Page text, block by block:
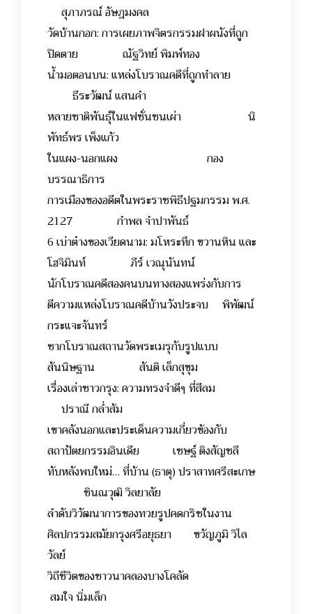
สุภาภรณ์ อัษฎมงคล
วัดบ้านกอก: การเผยภาพจิตรกรรมฝาผนังที่ถูก
ปิดตาย ณัฐวิทย์ พิมพ์ทอง
น้ำมอตอนบน: แหล่งโบราณคดีที่ถูกทำลาย
ธีระวัฒน์ แสนคำ
หลายชาติพันธุ์ในแฟชั่นชนเผ่า นิ
พัทธ์พร เพ็งแก้ว
ในแผง-นอกแผง กอง
บรรณาธิการ
การเมืองของอดีตในพระราชพิธีปฐมกรรม พ.ศ.
2127 กำพล จำปาพันธ์
6 เบ่าต๋างของเวียดนาม: มโหระทึก ขวานหิน และ
โฮจิมินท์ ภีร์ เวณุนันทน์
นักโบราณคดีสองคนบนทางสองแพร่งกับการ
ตีความแหล่งโบราณคดีบ้านวังประจบ พิพัฒน์
กระแจะจันทร์
ซากโบราณสถานวัดพระเมรุกับรูปแบบ
สันนิษฐาน สันติ เล็กสุขุม
เรื่องเล่าชาวกรุง: ความทรงจำดีๆ ที่สีลม
ปราณี กล่ำส้ม
เขาคลังนอกและประเด็นความเกี่ยวข้องกับ
สถาปัตยกรรมอินเดีย เชษฐ์ ติงสัญชลี
ทับหลังพบใหม่… ที่บ้าน (ธาตุ) ปราสาทศรีสะเกษ
ชินณวุฒิ วิลยาลัย
ลำดับวิวัฒนาการของทวยรูปคดกริชในงาน
ศิลปกรรมสมัยกรุงศรีอยุธยา ขวัญภูมิ วิไล
วัลย์
วิถีชีวิตของชาวนาคลองบางโคลัด
สมใจ นิ่มเล็ก